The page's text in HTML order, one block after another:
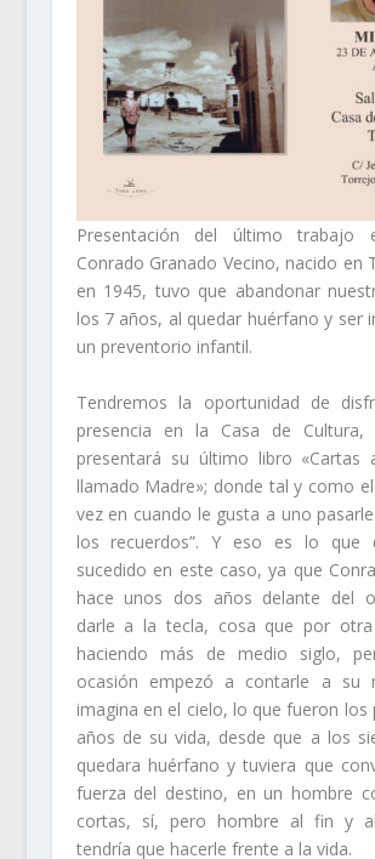
Presentación del último trabajo
Conrado Granado Vecino, nacido en
en 1945, tuvo que abandonar
los 7 años, al quedar huérfano y ser
un preventorio infantil.
Tendremos la oportunidad de
presencia en la Casa de Cultura,
presentará su último libro «Cartas
llamado Madre»; donde tal y como el
vez en cuando le gusta a uno
los recuerdos”. Y eso es lo que
sucedido en este caso, ya que
hace unos dos años delante del
darle a la tecla, cosa que por
haciendo más de medio siglo,
ocasión empezó a contarle a su
imagina en el cielo, lo que fueron los
años de su vida, desde que a los
quedara huérfano y tuviera que
fuerza del destino, en un hombre
cortas, sí, pero hombre al fin y
tendría que hacerle frente a la vida.